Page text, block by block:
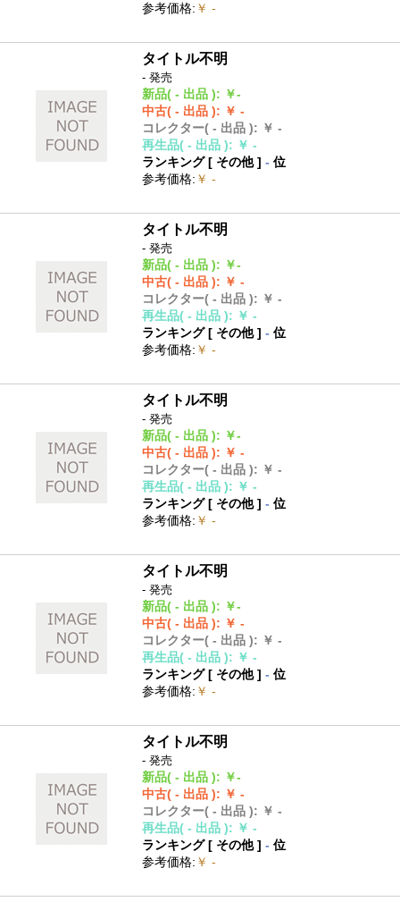
参考価格: ￥ -
タイトル不明
- 発売
新品( - 出品 ): ￥-
中古( - 出品 ): ￥ -
コレクター( - 出品 ): ￥ -
再生品( - 出品 ): ￥ -
ランキング [ その他]- 位
参考価格: ￥ -
タイトル不明
- 発売
新品( - 出品 ): ￥-
中古( - 出品 ): ￥ -
コレクター( - 出品 ): ￥ -
再生品( - 出品 ): ￥ -
ランキング [ その他]- 位
参考価格: ￥ -
タイトル不明
- 発売
新品( - 出品 ): ￥-
中古( - 出品 ): ￥ -
コレクター( - 出品 ): ￥ -
再生品( - 出品 ): ￥ -
ランキング [ その他]- 位
参考価格: ￥ -
タイトル不明
- 発売
新品( - 出品 ): ￥-
中古( - 出品 ): ￥ -
コレクター( - 出品 ): ￥ -
再生品( - 出品 ): ￥ -
ランキング [ その他]- 位
参考価格: ￥ -
タイトル不明
- 発売
新品( - 出品 ): ￥-
中古( - 出品 ): ￥ -
コレクター( - 出品 ): ￥ -
再生品( - 出品 ): ￥ -
ランキング [ その他]- 位
参考価格: ￥ -